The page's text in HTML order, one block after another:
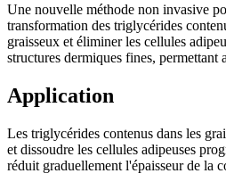
Une nouvelle méthode non invasive
transformation des triglycérides
graisseux et éliminer les cellules
structures dermiques fines,
Application
Les triglycérides contenus dans les
et dissoudre les cellules adipeuses
réduit graduellement l'épaisseur de la